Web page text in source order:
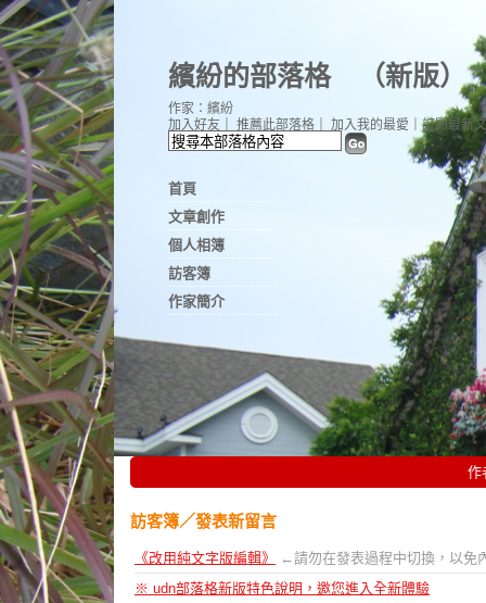
繽紛的部落格（新版）
首頁
文章創作
個人相簿
訪客簿
作家簡介
加入好友 推薦此部落格 加入我的最愛 ｜訂閱最新
作家：繽紛
作
訪客簿／發表新留言
《改用純文字版編輯》
←請勿在發表過程中切換，以免
※ udn部落格新版特色說明，邀您進入全新體驗